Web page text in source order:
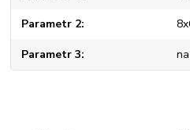
Parametr 2
Parametr 3